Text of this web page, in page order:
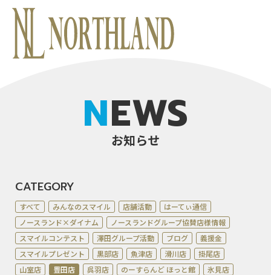
NEWS
お知らせ
CATEGORY
すべて みんなのスマイル 店舗活動
はーてぃ通信
ノースランド×ダイナム
ノースランドグループ協賛店様情報
スマイルコンテスト
澤田グループ活動 ブログ
義援金
スマイルプレゼント
黒部店 魚津店 滑川店
掛尾店
山室店
豊田店 呉羽店 のーすらんど ほっと館
氷見店